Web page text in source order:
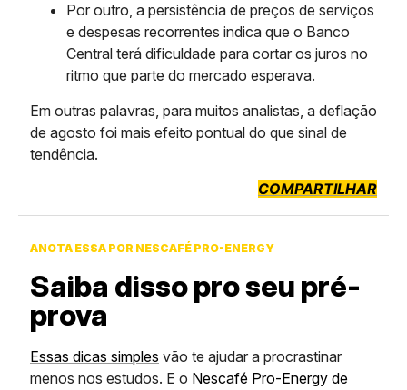
Por outro, a persistência de preços de serviços
e despesas recorrentes indica que o Banco
Central terá dificuldade para cortar os juros no
ritmo que parte do mercado esperava.
Em outras palavras, para muitos analistas, a deflação
de agosto foi mais efeito pontual do que sinal de
tendência.
COMPARTILHAR
ANOTA ESSA POR NESCAFÉ PRO-ENERGY
Saiba disso pro seu pré-
prova
Essas dicas simples vão te ajudar a procrastinar
menos nos estudos. E o Nescafé Pro-Energy de